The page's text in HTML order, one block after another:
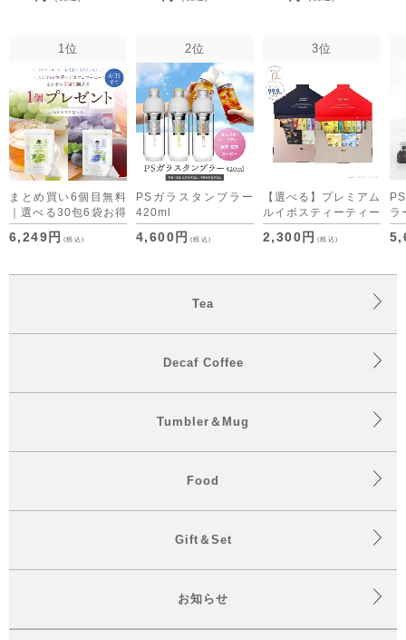
[M便 1/10]
1位
まとめ買い6個目無料
｜選べる30包6袋お得
セット デカフェコー
ヒーも仲間入り
6,249円 (税込)
2位
PSガラスタンブラー
420ml
4,600円 (税込)
3位
【選べる】プレミアム
ルイボスティーティー
バッグ・デカフェコー
ヒー アソート （ON
便 1/1]
2,300円 (税込)
ラ
Tea
Decaf Coffee
Tumbler＆Mug
Food
Gift＆Set
お知らせ